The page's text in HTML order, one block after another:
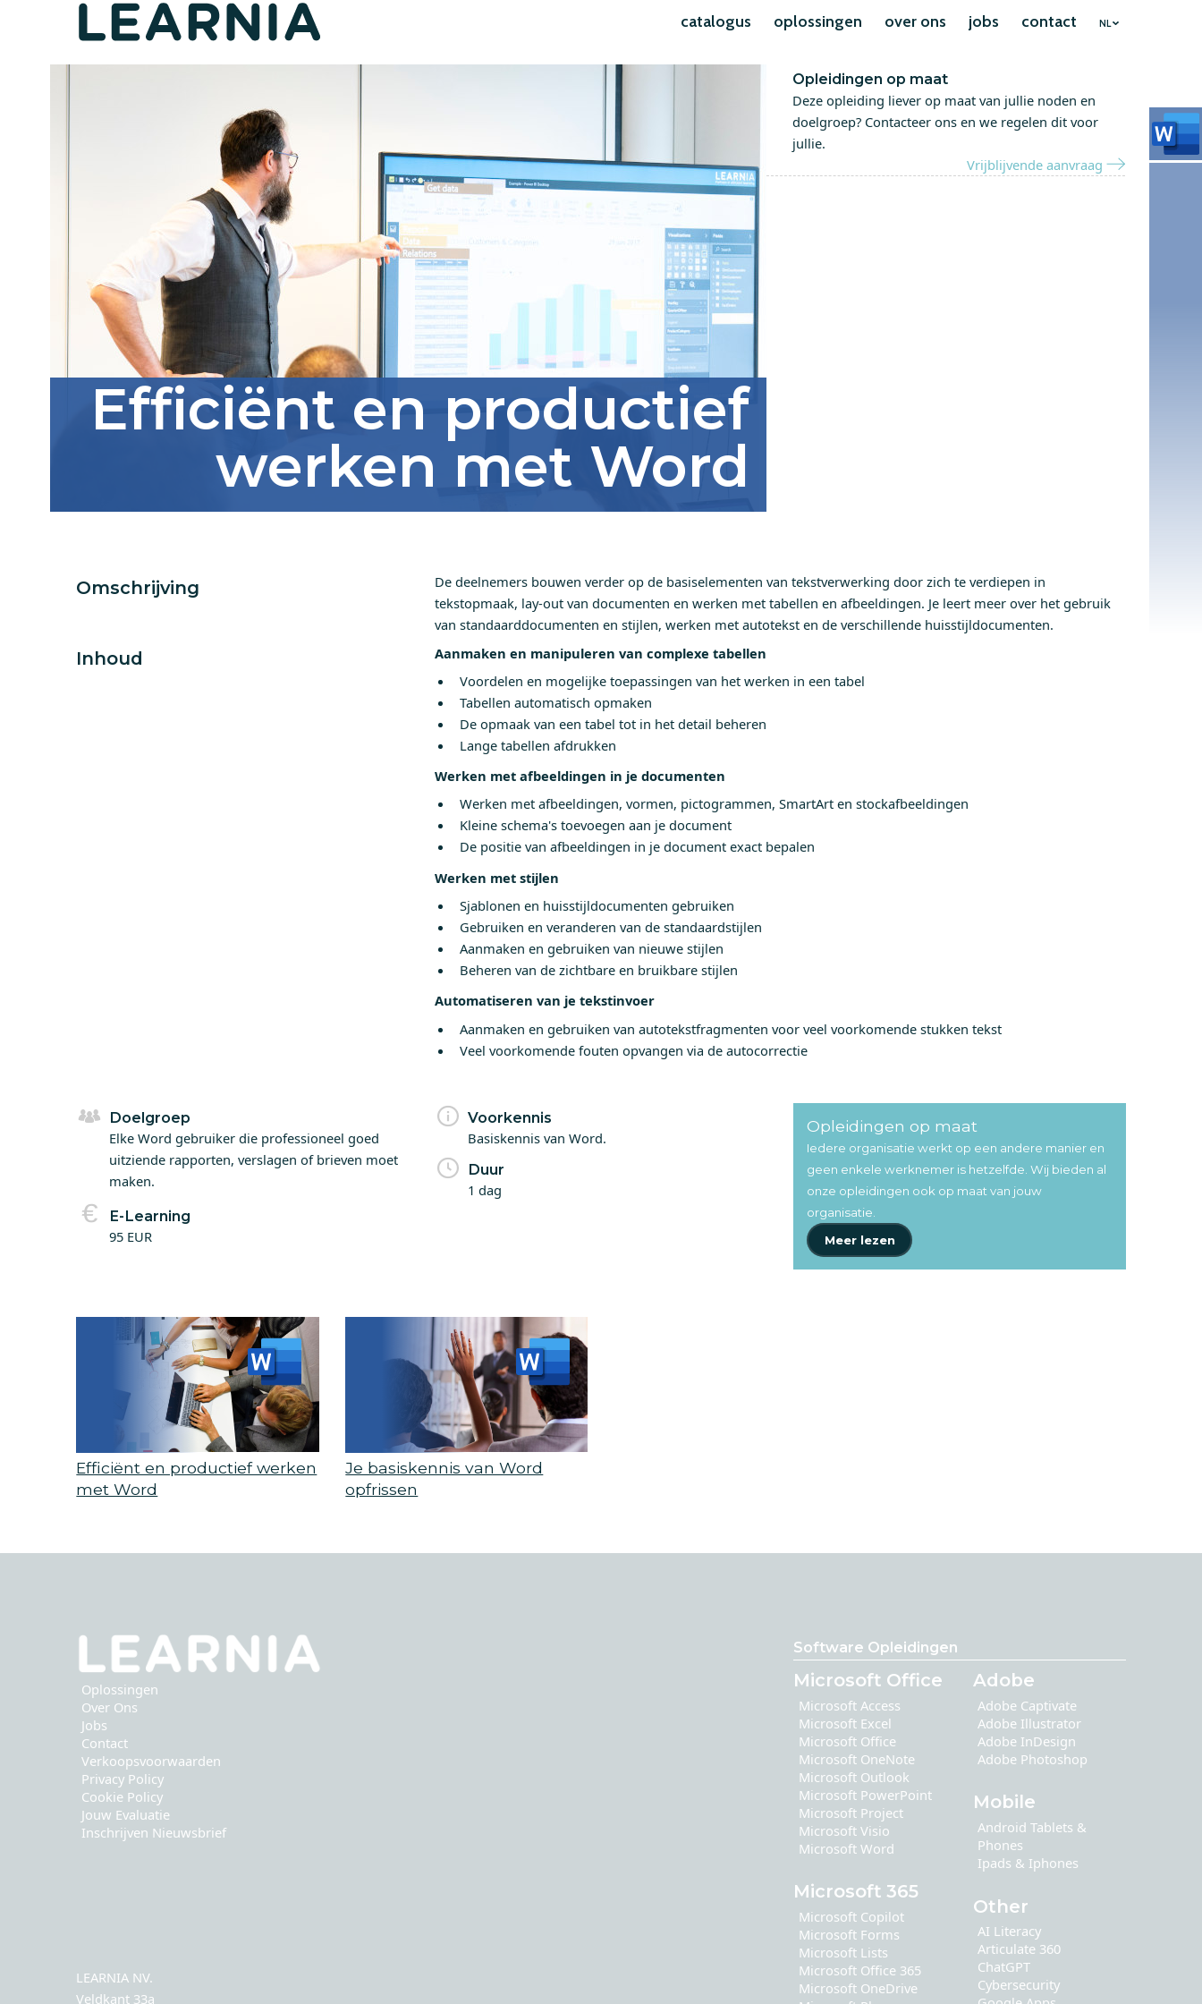
catalogus oplossingen over ons jobs contact NL
Efficiënt en productief
werken met Word
Opleidingen op maat
Deze opleiding liever op maat van jullie noden en
doelgroep? Contacteer ons en we regelen dit voor
jullie.
Vrijblijvende aanvraag
Omschrijving
De deelnemers bouwen verder op de basiselementen van tekstverwerking door zich te verdiepen in
tekstopmaak, lay-out van documenten en werken met tabellen en afbeeldingen. Je leert meer over het gebruik
van standaarddocumenten en stijlen, werken met autotekst en de verschillende huisstijldocumenten.
Inhoud
Aanmaken en manipuleren van complexe tabellen
Voordelen en mogelijke toepassingen van het werken in een tabel
Tabellen automatisch opmaken
De opmaak van een tabel tot in het detail beheren
Lange tabellen afdrukken
Werken met afbeeldingen in je documenten
Werken met afbeeldingen, vormen, pictogrammen, SmartArt en stockafbeeldingen
Kleine schema's toevoegen aan je document
De positie van afbeeldingen in je document exact bepalen
Werken met stijlen
Sjablonen en huisstijldocumenten gebruiken
Gebruiken en veranderen van de standaardstijlen
Aanmaken en gebruiken van nieuwe stijlen
Beheren van de zichtbare en bruikbare stijlen
Automatiseren van je tekstinvoer
Aanmaken en gebruiken van autotekstfragmenten voor veel voorkomende stukken tekst
Veel voorkomende fouten opvangen via de autocorrectie
Doelgroep
Elke Word gebruiker die professioneel goed
uitziende rapporten, verslagen of brieven moet
maken.
Voorkennis
Basiskennis van Word.
Duur
1 dag
E-Learning
95 EUR
Opleidingen op maat
Iedere organisatie werkt op een andere manier en
geen enkele werknemer is hetzelfde. Wij bieden al
onze opleidingen ook op maat van jouw
organisatie.
Meer lezen
Efficiënt en productief werken
met Word
Je basiskennis van Word
opfrissen
Oplossingen
Over Ons
Jobs
Contact
Verkoopsvoorwaarden
Privacy Policy
Cookie Policy
Jouw Evaluatie
Inschrijven Nieuwsbrief
LEARNIA NV.
Veldkant 33a
Software Opleidingen
Microsoft Office
Microsoft Access
Microsoft Excel
Microsoft Office
Microsoft OneNote
Microsoft Outlook
Microsoft PowerPoint
Microsoft Project
Microsoft Visio
Microsoft Word
Microsoft 365
Microsoft Copilot
Microsoft Forms
Microsoft Lists
Microsoft Office 365
Microsoft OneDrive
Adobe
Adobe Captivate
Adobe Illustrator
Adobe InDesign
Adobe Photoshop
Mobile
Android Tablets &
Phones
Ipads & Iphones
Other
AI Literacy
Articulate 360
ChatGPT
Cybersecurity